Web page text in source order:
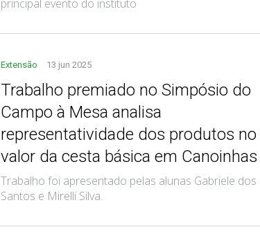
principal evento do instituto
Extensão 13 jun 2025
Trabalho premiado no Simpósio do
Campo à Mesa analisa
representatividade dos produtos no
valor da cesta básica em Canoinhas
Trabalho foi apresentado pelas alunas Gabriele dos
Santos e Mirelli Silva.